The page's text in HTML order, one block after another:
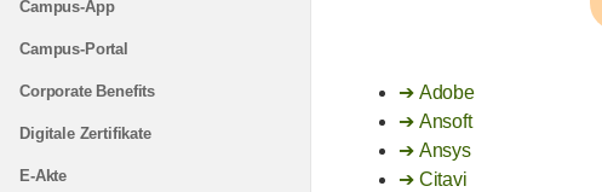
Campus-App
Campus-Portal
Corporate Benefits
Digitale Zertifikate
E-Akte
Adobe
Ansoft
Ansys
Citavi